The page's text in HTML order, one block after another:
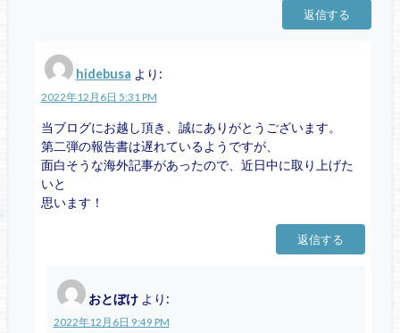
返信する
hidebusa より:
2022年12月6日 5:31 PM
当ブログにお越し頂き、誠にありがとうございます。
第二弾の報告書は遅れているようですが、
面白そうな海外記事があったので、近日中に取り上げた
いと
思います！
返信する
おとぼけ より:
2022年12月6日 9:49 PM